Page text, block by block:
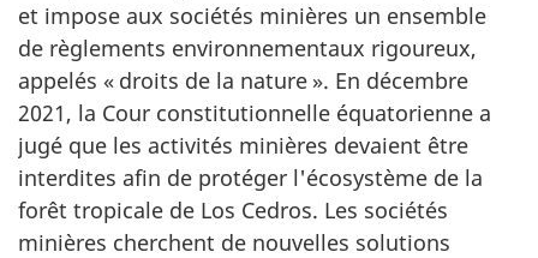
et impose aux sociétés minières un ensemble
de règlements environnementaux rigoureux,
appelés « droits de la nature ». En décembre
2021, la Cour constitutionnelle équatorienne a
jugé que les activités minières devaient être
interdites afin de protéger l'écosystème de la
forêt tropicale de Los Cedros. Les sociétés
minières cherchent de nouvelles solutions